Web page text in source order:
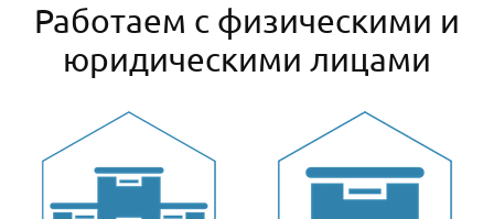
Работаем с физическими и
юридическими лицами